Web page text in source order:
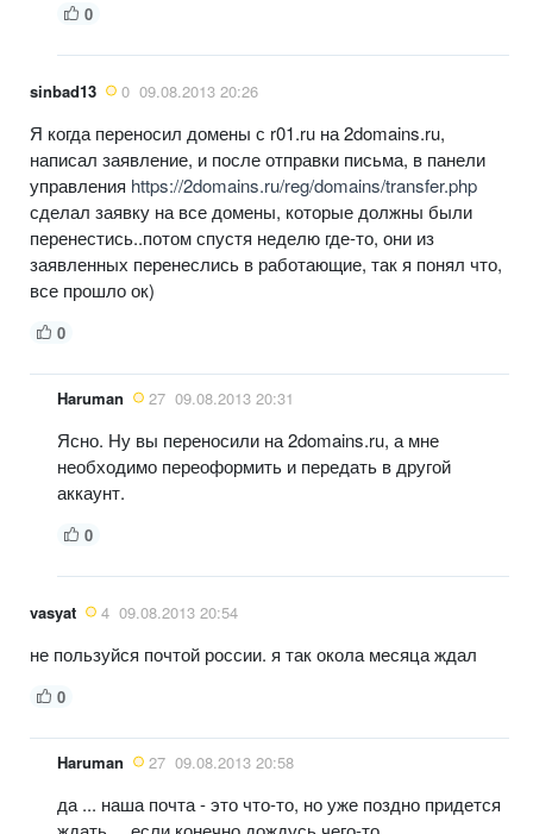
0
sinbad13 0 09.08.2013 20:26
Я когда переносил домены с r01.ru на 2domains.ru,
написал заявление, и после отправки письма, в панели
управления https://2domains.ru/reg/domains/transfer.php
сделал заявку на все домены, которые должны были
перенестись..потом спустя неделю где-то, они из
заявленных перенеслись в работающие, так я понял что,
все прошло ок)
0
Haruman 27 09.08.2013 20:31
Ясно. Ну вы переносили на 2domains.ru, а мне
необходимо переоформить и передать в другой
аккаунт.
0
vasyat 4 09.08.2013 20:54
не пользуйся почтой россии. я так окола месяца ждал
0
Haruman 27 09.08.2013 20:58
да ... наша почта - это что-то, но уже поздно придется